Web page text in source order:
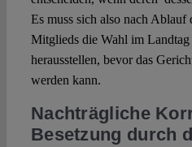
Es muss sich also nach Ablauf
Mitglieds die Wahl im Landtag
herausstellen, bevor das
werden kann.
Nachträgliche
Besetzung durch